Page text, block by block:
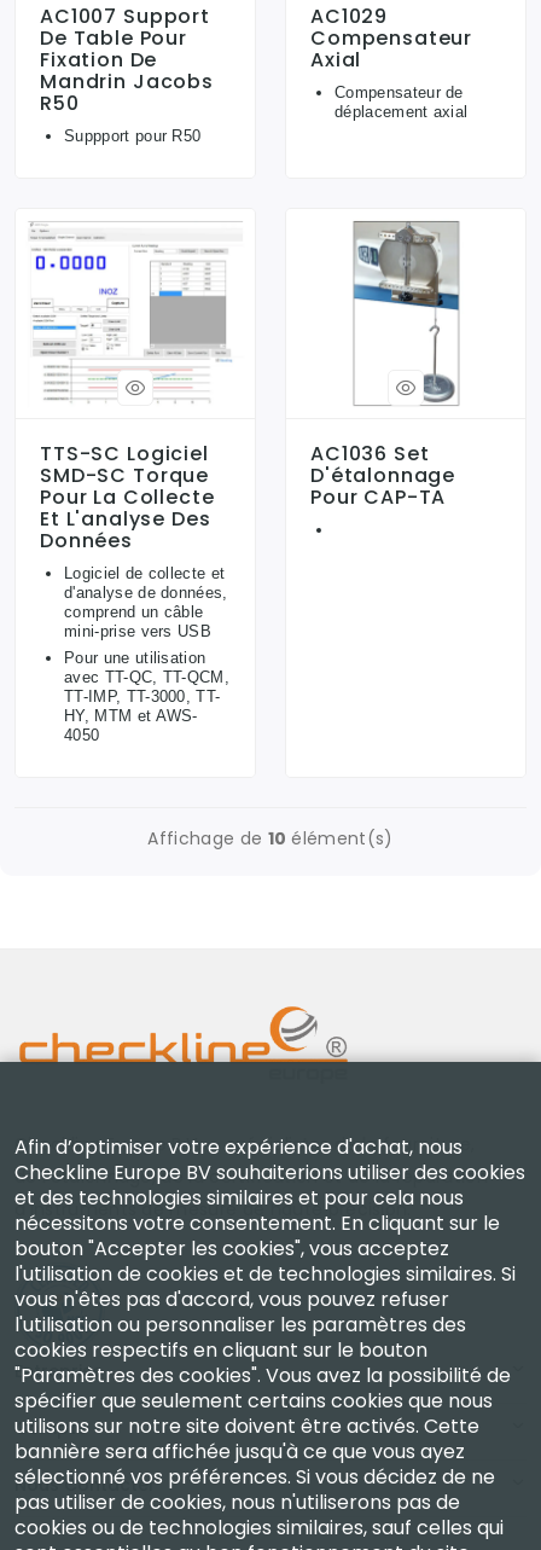
AC1007 Support
De Table Pour
Fixation De
Mandrin Jacobs
R50
Suppport pour R50
AC1029
Compensateur
Axial
Compensateur de
déplacement axial
TTS-SC Logiciel
SMD-SC Torque
Pour La Collecte
Et L'analyse Des
Données
Logiciel de collecte et
d'analyse de données,
comprend un câble
mini-prise vers USB
Pour une utilisation
avec TT-QC, TT-QCM,
TT-IMP, TT-3000, TT-
HY, MTM et AWS-
4050
AC1036 Set
D'étalonnage
Pour CAP-TA
Affichage de 10 élément(s)
Checkline Europe B.V. — spécialistes de la fourniture,
de l'étalonnage, de la certification et de la réparation
d'instruments de mesure de haute précision.
Entreprise
Compte
Nous Contacter
Afin d’optimiser votre expérience d'achat, nous
Checkline Europe BV souhaiterions utiliser des cookies
et des technologies similaires et pour cela nous
nécessitons votre consentement. En cliquant sur le
bouton "Accepter les cookies", vous acceptez
l'utilisation de cookies et de technologies similaires. Si
vous n'êtes pas d'accord, vous pouvez refuser
l'utilisation ou personnaliser les paramètres des
cookies respectifs en cliquant sur le bouton
"Paramètres des cookies". Vous avez la possibilité de
spécifier que seulement certains cookies que nous
utilisons sur notre site doivent être activés. Cette
bannière sera affichée jusqu'à ce que vous ayez
sélectionné vos préférences. Si vous décidez de ne
pas utiliser de cookies, nous n'utiliserons pas de
cookies ou de technologies similaires, sauf celles qui